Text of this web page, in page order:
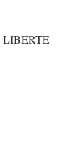
LIBERTE